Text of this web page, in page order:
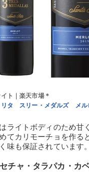
ト｜楽天市場＊
リタ スリー・メダルズ メ
ライトボディのため甘
てカリモーチョを作る
味も保証されています。
チャ・タラパカ・カ